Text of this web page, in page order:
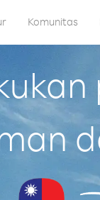
Komunitas